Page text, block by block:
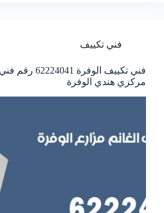
فني تكييف
فني تكييف الوفرة
مركزي هندي الوفرة